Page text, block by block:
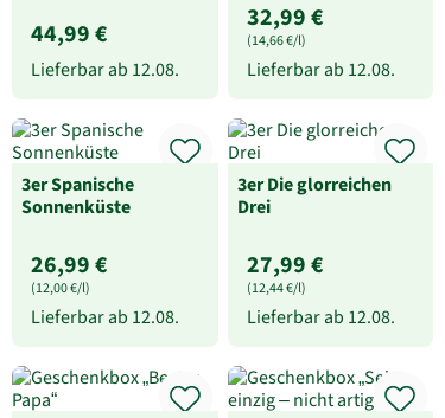
44,99 €
Lieferbar ab 12.08.
32,99 €
(14,66 €/l)
Lieferbar ab 12.08.
3er Spanische
Sonnenküste
26,99 €
(12,00 €/l)
Lieferbar ab 12.08.
3er Die glorreichen
Drei
27,99 €
(12,44 €/l)
Lieferbar ab 12.08.